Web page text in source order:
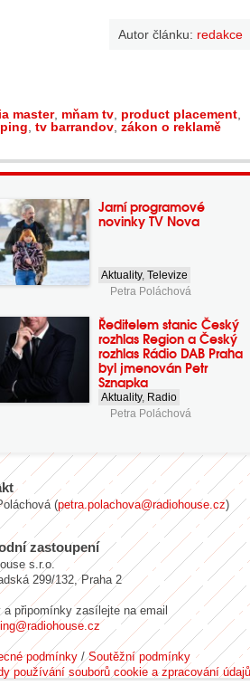
Autor článku: redakce
master, mňam tv product placement
tv barrandov zákon o reklamě
Jarní programové
novinky TV Nova
Aktuality,Televize
Petra Poláchová
Ředitelem stanic Český
rozhlas Region a Český
rozhlas Rádio DAB Praha
byl jmenován Petr
Sznapka
Aktuality, Radio
Petra Poláchová
(petra.polachova@radiohouse.cz)
zastoupení
s.r.o.
299/132, Praha 2
a připomínky zasílejte na email
podmínky/Soutěžní podmínky
používání souborů cookie a zpracování údajů